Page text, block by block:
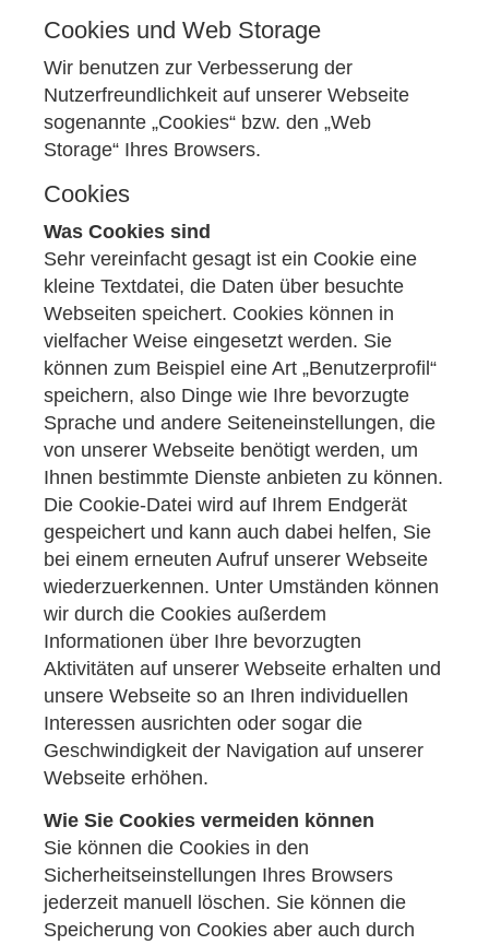
Cookies und Web Storage
Wir benutzen zur Verbesserung der
Nutzerfreundlichkeit auf unserer Webseite
sogenannte „Cookies“ bzw. den „Web
Storage“ Ihres Browsers.
Cookies
Was Cookies sind
Sehr vereinfacht gesagt ist ein Cookie eine
kleine Textdatei, die Daten über besuchte
Webseiten speichert. Cookies können in
vielfacher Weise eingesetzt werden. Sie
können zum Beispiel eine Art „Benutzerprofil“
speichern, also Dinge wie Ihre bevorzugte
Sprache und andere Seiteneinstellungen, die
von unserer Webseite benötigt werden, um
Ihnen bestimmte Dienste anbieten zu können.
Die Cookie-Datei wird auf Ihrem Endgerät
gespeichert und kann auch dabei helfen, Sie
bei einem erneuten Aufruf unserer Webseite
wiederzuerkennen. Unter Umständen können
wir durch die Cookies außerdem
Informationen über Ihre bevorzugten
Aktivitäten auf unserer Webseite erhalten und
unsere Webseite so an Ihren individuellen
Interessen ausrichten oder sogar die
Geschwindigkeit der Navigation auf unserer
Webseite erhöhen.
Wie Sie Cookies vermeiden können
Sie können die Cookies in den
Sicherheitseinstellungen Ihres Browsers
jederzeit manuell löschen. Sie können die
Speicherung von Cookies aber auch durch